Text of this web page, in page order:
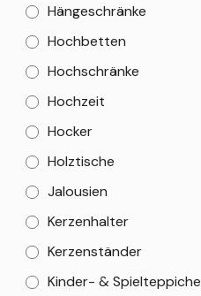
Hängeschränke
Hochbetten
Hochschränke
Hochzeit
Hocker
Holztische
Jalousien
Kerzenhalter
Kerzenständer
Kinder- & Spielteppiche